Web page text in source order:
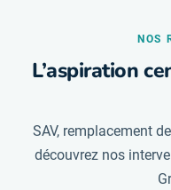
NOS
L’aspiration
SAV, remplacement
découvrez nos